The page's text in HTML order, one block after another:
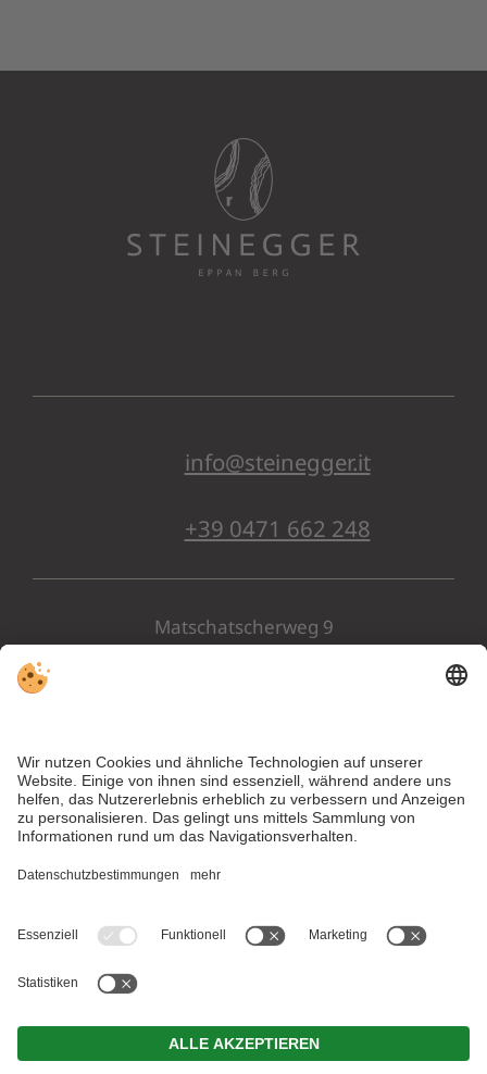
info@steinegger.it
+39 0471 662 248
Matschatscherweg 9
MwSt.-Nr. IT02912130214 . CIN: IT021004A15V2NRGPG .
IT021004A1JI5MASOH . IT021004B56ZSYYQCA .